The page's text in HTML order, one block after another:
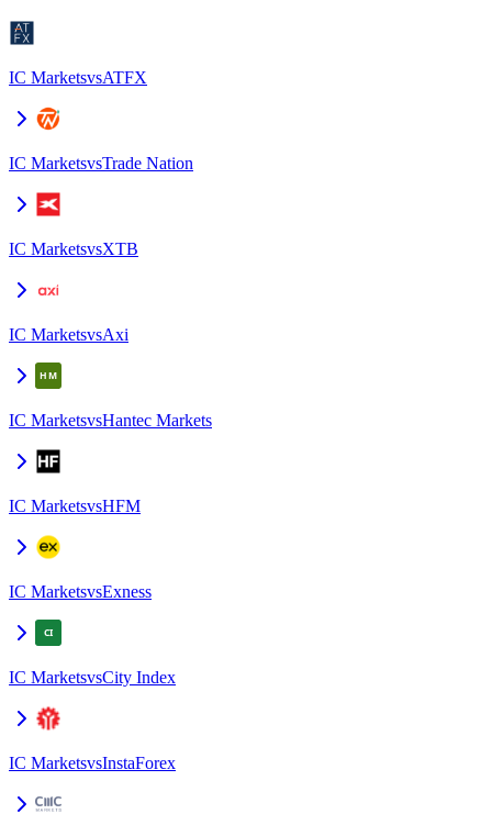
IC MarketsvsATFX
IC MarketsvsTrade Nation
IC MarketsvsXTB
IC MarketsvsAxi
IC MarketsvsHantec Markets
IC MarketsvsHFM
IC MarketsvsExness
IC MarketsvsCity Index
IC MarketsvsInstaForex